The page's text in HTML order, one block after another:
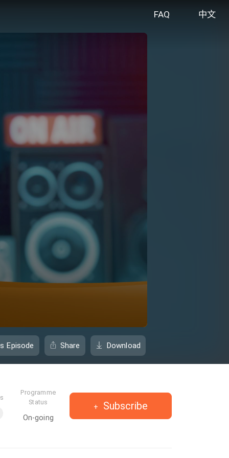
FAQ 中文
Episode Share Download
Programme
Status
On-going
Subscribe